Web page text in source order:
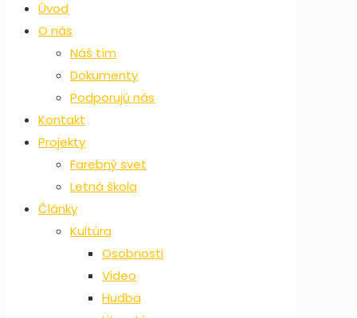
Úvod
O nás
Náš tím
Dokumenty
Podporujú nás
Kontakt
Projekty
Farebný svet
Letná škola
Články
Kultúra
Osobnosti
Video
Hudba